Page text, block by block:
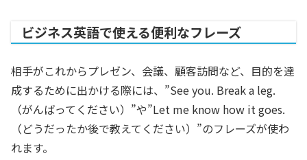
ビジネス英語で使える便利なフレーズ
相手がこれからプレゼン、会議、顧客訪問など、目的を達
成するために出かける際には、”See you. Break a leg.
（がんばってください）”や”Let me know how it goes.
（どうだったか後で教えてください）”のフレーズが使わ
れます。